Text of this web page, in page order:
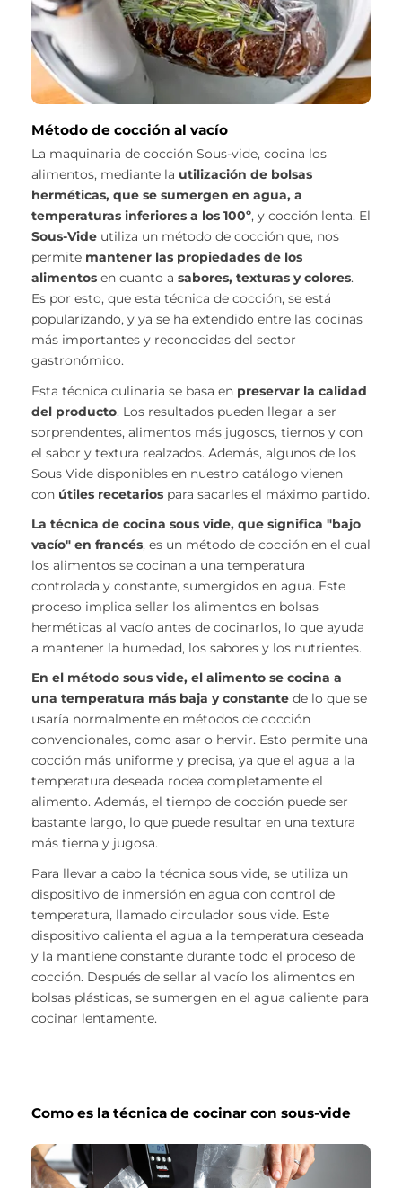
Método de cocción al vacío
La maquinaria de cocción Sous-vide, cocina los
alimentos, mediante la utilización de bolsas
herméticas, que se sumergen en agua, a
temperaturas inferiores a los 100º, y cocción lenta. El
Sous-Vide utiliza un método de cocción que, nos
permite mantener las propiedades de los
alimentos en cuanto a sabores, texturas y colores.
Es por esto, que esta técnica de cocción, se está
popularizando, y ya se ha extendido entre las cocinas
más importantes y reconocidas del sector
gastronómico.
Esta técnica culinaria se basa en preservar la calidad
del producto. Los resultados pueden llegar a ser
sorprendentes, alimentos más jugosos, tiernos y con
el sabor y textura realzados. Además, algunos de los
Sous Vide disponibles en nuestro catálogo vienen
con útiles recetarios para sacarles el máximo partido.
La técnica de cocina sous vide, que significa "bajo
vacío" en francés, es un método de cocción en el cual
los alimentos se cocinan a una temperatura
controlada y constante, sumergidos en agua. Este
proceso implica sellar los alimentos en bolsas
herméticas al vacío antes de cocinarlos, lo que ayuda
a mantener la humedad, los sabores y los nutrientes.
En el método sous vide, el alimento se cocina a
una temperatura más baja y constante de lo que se
usaría normalmente en métodos de cocción
convencionales, como asar o hervir. Esto permite una
cocción más uniforme y precisa, ya que el agua a la
temperatura deseada rodea completamente el
alimento. Además, el tiempo de cocción puede ser
bastante largo, lo que puede resultar en una textura
más tierna y jugosa.
Para llevar a cabo la técnica sous vide, se utiliza un
dispositivo de inmersión en agua con control de
temperatura, llamado circulador sous vide. Este
dispositivo calienta el agua a la temperatura deseada
y la mantiene constante durante todo el proceso de
cocción. Después de sellar al vacío los alimentos en
bolsas plásticas, se sumergen en el agua caliente para
cocinar lentamente.
Como es la técnica de cocinar con sous-vide